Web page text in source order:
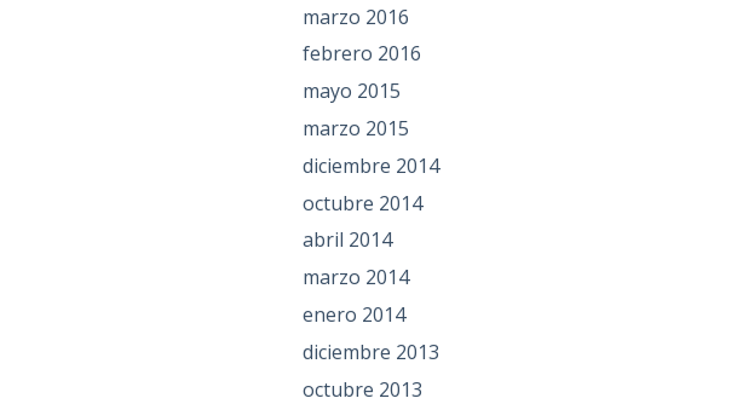
marzo 2016
febrero 2016
mayo 2015
marzo 2015
diciembre 2014
octubre 2014
abril 2014
marzo 2014
enero 2014
diciembre 2013
octubre 2013